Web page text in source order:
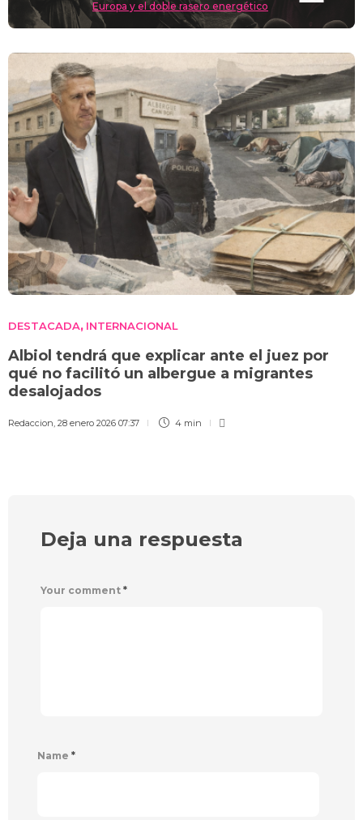
Europa y el doble rasero energético
DESTACADA, INTERNACIONAL
Albiol tendrá que explicar ante el juez por
qué no facilitó un albergue a migrantes
desalojados
Redaccion, 28 enero 2026 07:37 4 min
Deja una respuesta
Your comment *
Name *